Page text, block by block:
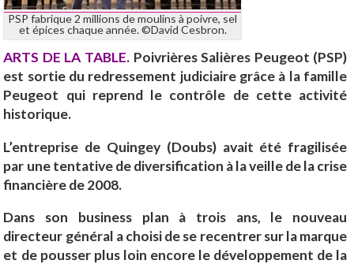
PSP fabrique 2 millions de moulins à poivre, sel
et épices chaque année. ©David Cesbron.
ARTS DE LA TABLE. Poivrières Salières Peugeot (PSP)
est sortie du redressement judiciaire grâce à la famille
Peugeot qui reprend le contrôle de cette activité
historique.
L’entreprise de Quingey (Doubs) avait été fragilisée
par une tentative de diversification à la veille de la crise
financière de 2008.
Dans son business plan à trois ans, le nouveau
directeur général a choisi de se recentrer sur la marque
et de pousser plus loin encore le développement de la